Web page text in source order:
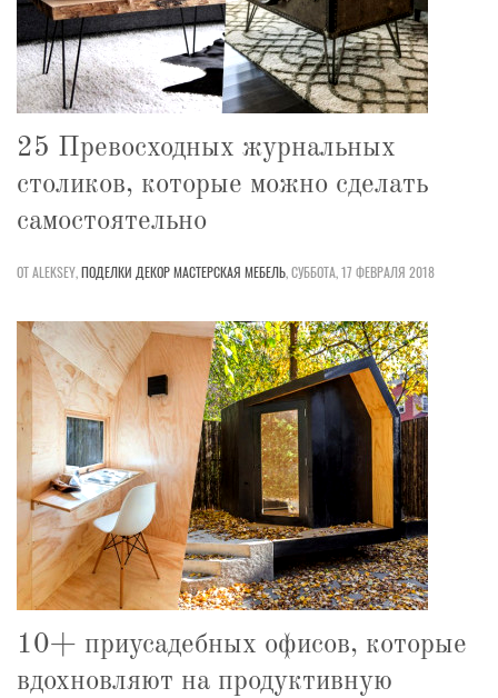
25 Превосходных журнальных
столиков, которые можно сделать
самостоятельно
ОТ ALEKSEY,ПОДЕЛКИ ДЕКОРМАСТЕРСКАЯ МЕБЕЛЬ,СУББОТА, 17 ФЕВРАЛЯ 2018
10+ приусадебных офисов, которые
вдохновляют на продуктивную